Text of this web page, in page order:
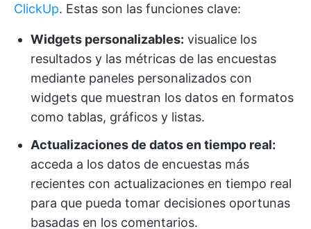
ClickUp. Estas son las funciones clave:
Widgets personalizables: visualice los
resultados y las métricas de las encuestas
mediante paneles personalizados con
widgets que muestran los datos en formatos
como tablas, gráficos y listas.
Actualizaciones de datos en tiempo real:
acceda a los datos de encuestas más
recientes con actualizaciones en tiempo real
para que pueda tomar decisiones oportunas
basadas en los comentarios.